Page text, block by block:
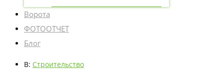
Ворота
ФОТООТЧЕТ
Блог
В: Строительство